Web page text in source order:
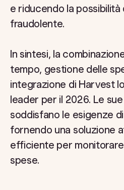
e riducendo la
fraudolente.
In sintesi, la
tempo, gestione delle
integrazione di Harvest
leader per il 2026. Le
soddisfano le esigenze
fornendo una soluzione
efficiente per
spese.